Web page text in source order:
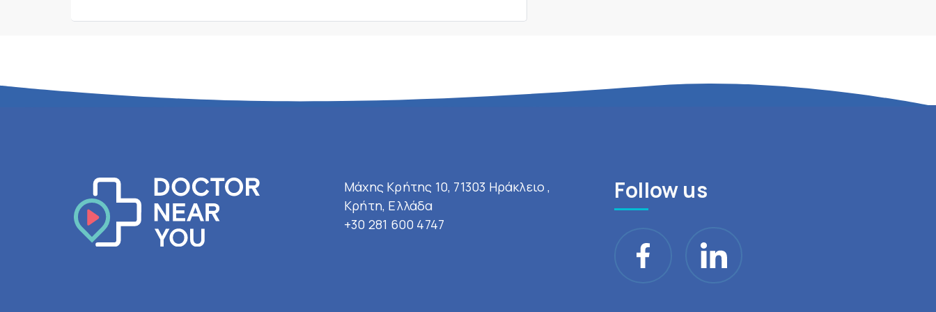
Μάχης Κρήτης 10, 71303 Ηράκλειο ,
Κρήτη, Ελλάδα
+30 281 600 4747
Follow us